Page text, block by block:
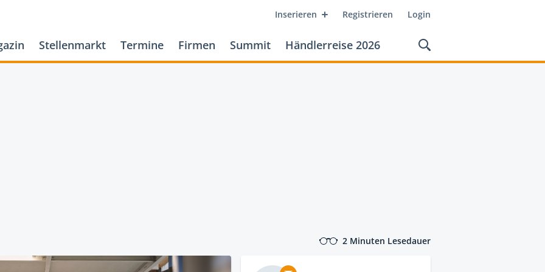
Inserieren Registrieren Login
Stellenmarkt Termine Firmen Summit Händlerreise 2026
2 Minuten Lesedauer